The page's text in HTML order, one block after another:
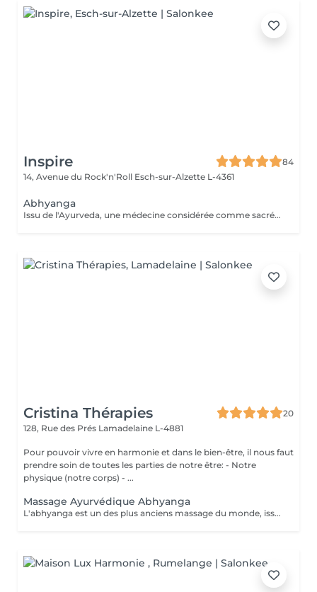
Inspire
84
14, Avenue du Rock'n'Roll Esch-sur-Alzette L-4361
Abhyanga
Issu de l'Ayurveda, une médecine considérée comme sacrée en Inde, le massage Abhyanga, pratiqué à l'huile de sésame Bio, agit sur l'énergie vitale. Il permet de réharmoniser et revitaliser le corps tout en apaisant l'esprit. Un excellent moyen pour retrouveréquilibre et sérénité.
Cristina Thérapies
20
128, Rue des Prés Lamadelaine L-4881
Pour pouvoir vivre en harmonie et dans le bien-être, il nous faut
prendre soin de toutes les parties de notre être: - Notre
physique (notre corps) - ...
Massage Ayurvédique Abhyanga
L'abhyanga est un des plus anciens massage du monde, issus d'une sagesse indienne de plus de 5000 ans et de sa médecine, l'Ayurveda. Douceur, pressions ciblées et étirements vous invitent au lâcher prise totale. Le massage abhyanga signifie littéralement, massage à l'huile de tout le corps (y compris le cuir chevelu et le visage). C'est nourrissant, cela apaise vos doshas, donne de l'énergie, de l'endurance, du plaisir et du sommeil. La malaxation de la peau augmente sa longévité et nourrit toutes les parties du corps. Augmente la circulation en particulier nerveuse. Le patient est recouvert d'un drap qui sert à découvrir au fur et à mesure les parties à masser. Chaque massage est individualisé selon la prédominance des "doshas" et des déséquilibres du client. Après un massage ayurvédique, on ressent généralement une profonde sensation de détente et de légèreté, accompagnée d'un bien-être global tant physique que mental, grâce à la libération des tensions musculaires, la stimulation de la circulation et l'harmonisation des énergies. Le massage ayurvédique se pratique avec de l'huile, sauf exceptions liées à vos besoins spécifiques, il n'est donc pas nécessaire de porter une tenue particulière. Cependant, il faut prévoir simplement des sous-vêtements confortables et que vous ne craignez pas de tacher avec de l'huile. Prestation proposée uniquement aux dames. Réservation par téléphone au 00352 691 730 824. Paiement sur place en espèces.